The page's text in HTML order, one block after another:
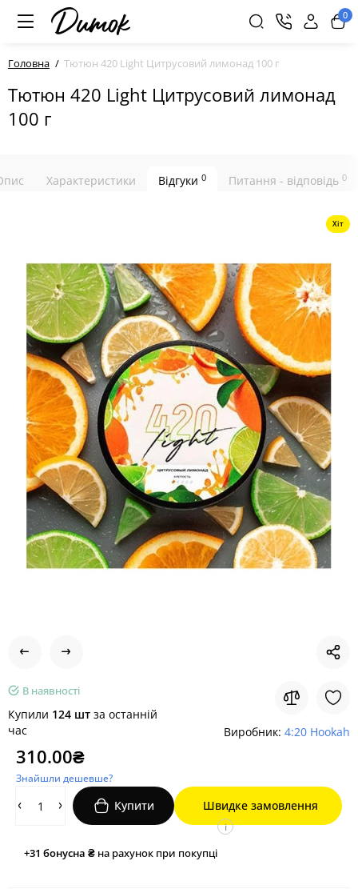
0
Головна Тютюн 420 Light Цитрусовий лимонад 100 г
Тютюн 420 Light Цитрусовий лимонад
100 г
Характеристики Відгуки 0 Питання - відповідь 0
Хіт
В наявності
Купили 124 шт за останній
час
Виробник: 4:20 Hookah
310.00₴
Знайшли дешевше?
Купити Швидке замовлення
+31 бонусна ₴ на рахунок при покупці
i